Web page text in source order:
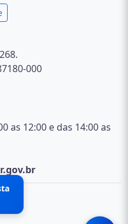
000
as 12:00 e das 14:00 as